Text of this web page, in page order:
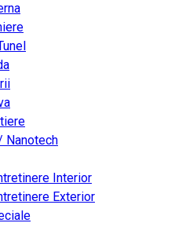
Nanotech
Interior
Exterior